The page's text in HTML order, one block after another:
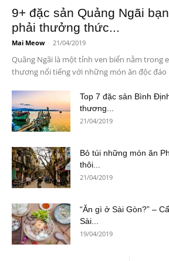
9+ đặc sản Quảng Ngãi
phải thưởng thức...
Mai Meow - 21/04/2019
Quãng Ngãi là một tỉnh ven biển nằm trong
thương nổi tiếng với những món ăn độc đáo
Top 7 đặc sản Bình
thương...
21/04/2019
Bỏ túi những món ăn
thôi...
21/04/2019
“Ăn gì ở Sài Gòn?” –
Sài...
19/04/2019